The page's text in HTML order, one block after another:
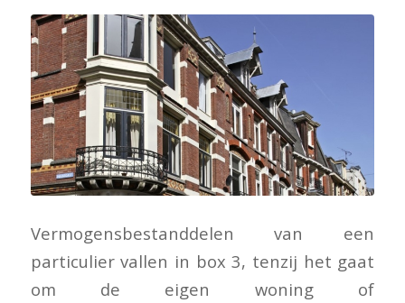
Vermogensbestanddelen van een
particulier vallen in box 3, tenzij het gaat
om de eigen woning of